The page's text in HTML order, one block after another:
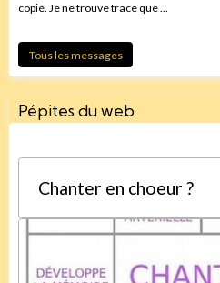
copié. Je ne trouve trace que ...
Tous les messages
Pépites du web
Chanter en choeur ?